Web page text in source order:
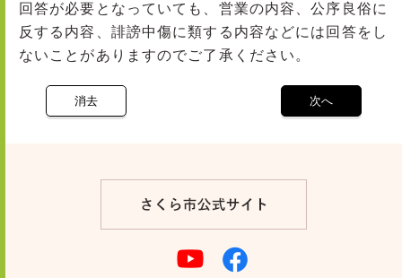
回答が必要となっていても、営業の内容、公序良俗に
反する内容、誹謗中傷に類する内容などには回答をし
ないことがありますのでご了承ください。